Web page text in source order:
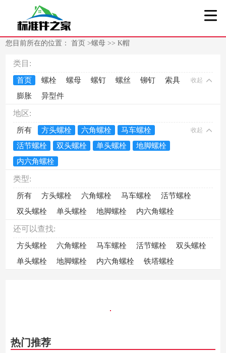
您目前所在的位置：首页>螺母 >>K帽
类目:
首页 螺栓 螺母 螺钉 螺丝 铆钉
索具
膨胀
异型件
收起
地区:
所有 方头螺栓 六角螺栓
马车螺栓
活节螺栓
双头螺栓 单头螺栓
地脚螺栓
内六角螺栓
收起
类型:
所有 方头螺栓 六角螺栓 马车螺栓
活节螺栓
双头螺栓
单头螺栓 地脚螺栓 内六角螺栓
还可以查找:
方头螺栓 六角螺栓 马车螺栓 活节螺栓
双头螺栓
单头螺栓
地脚螺栓 内六角螺栓 铁塔螺栓
热门推荐